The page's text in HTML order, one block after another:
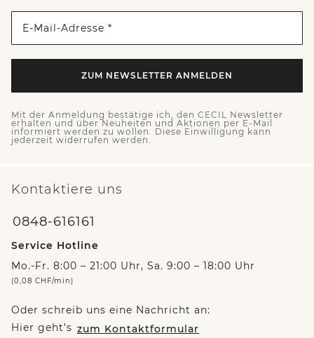
E-Mail-Adresse *
ZUM NEWSLETTER ANMELDEN
Mit der Anmeldung bestätige ich, den CECIL Newsletter
erhalten und über Neuheiten und Aktionen per E-Mail
informiert werden zu wollen. Diese Einwilligung kann
jederzeit widerrufen werden.
Kontaktiere uns
0848-616161
Service Hotline
Mo.-Fr. 8:00 – 21:00 Uhr, Sa. 9:00 – 18:00 Uhr
(0,08 CHF/min)
Oder schreib uns eine Nachricht an:
Hier geht’s zum Kontaktformular